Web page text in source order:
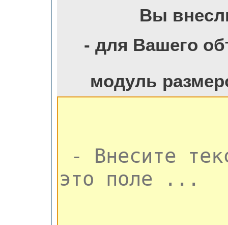
Вы
- для Вашего
модуль